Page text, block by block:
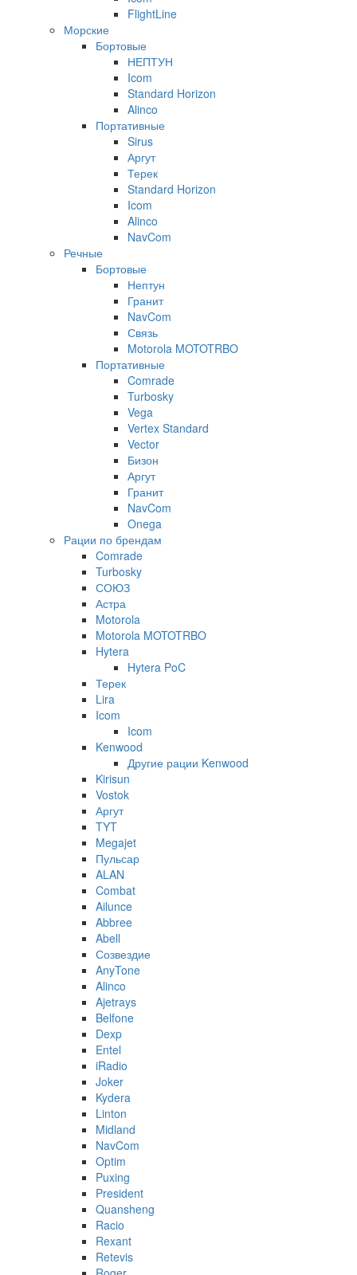
FlightLine
Морские
Бортовые
НЕПТУН
Icom
Standard Horizon
Alinco
Портативные
Sirus
Аргут
Терек
Standard Horizon
Icom
Alinco
NavCom
Речные
Бортовые
Нептун
Гранит
NavCom
Связь
Motorola MOTOTRBO
Портативные
Comrade
Turbosky
Vega
Vertex Standard
Vector
Бизон
Аргут
Гранит
NavCom
Onega
Рации по брендам
Comrade
Turbosky
СОЮЗ
Астра
Motorola
Motorola MOTOTRBO
Hytera
Hytera PoC
Терек
Lira
Icom
Icom
Kenwood
Другие рации Kenwood
Kirisun
Vostok
Аргут
TYT
Megajet
Пульсар
ALAN
Combat
Ailunce
Abbree
Abell
Созвездие
AnyTone
Alinco
Ajetrays
Belfone
Dexp
Entel
iRadio
Joker
Kydera
Linton
Midland
NavCom
Optim
Puxing
President
Quansheng
Racio
Rexant
Retevis